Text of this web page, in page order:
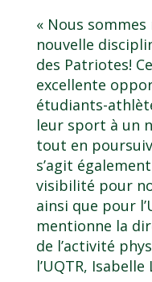
« Nous sommes
nouvelle
des Patriotes!
excellente
étudiants-
leur sport à un
tout en
s’agit
visibilité pour
ainsi que pour
mentionne la
de l’activité
l’UQTR, Isabelle